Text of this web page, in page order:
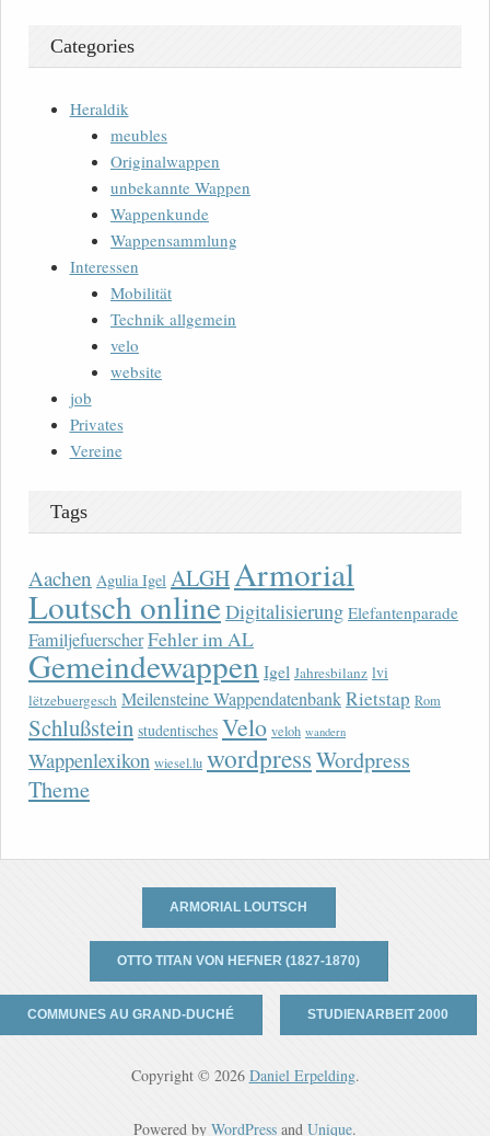
Categories
Heraldik
meubles
Originalwappen
unbekannte Wappen
Wappenkunde
Wappensammlung
Interessen
Mobilität
Technik allgemein
velo
website
job
Privates
Vereine
Tags
Aachen Agulia Igel ALGHArmorial
Loutsch onlineDigitalisierung Elefantenparade
FamiljefuerscherFehler im AL
Gemeindewappen Igel Jahresbilanz lvi
lëtzebuergesch Meilensteine WappendatenbankRietstap Rom
Schlußstein studentisches Velo veloh wandern
Wappenlexikon wiesel.lu wordpressWordpress
Theme
ARMORIAL LOUTSCH
OTTO TITAN VON HEFNER (1827-1870)
COMMUNES AU GRAND-DUCHÉ STUDIENARBEIT 2000
Copyright © 2026 Daniel Erpelding.
Powered by WordPress and Unique.